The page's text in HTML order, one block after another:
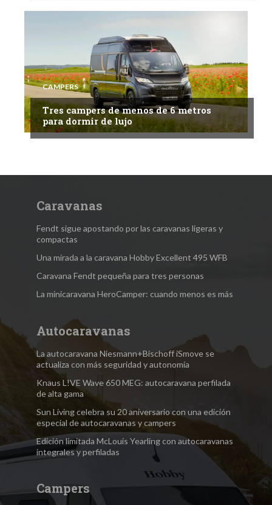
CAMPERS
Tres campers de menos de 6 metros
para dormir de lujo
Caravanas
Fendt sigue apostando por las caravanas ligeras y
compactas
Una mirada a la caravana Hobby Excellent 495 WFB
Caravana Fendt pequeña para tres personas
La minicaravana HeroCamper: cuando menos es más
Autocaravanas
La autocaravana Niesmann+Bischoff iSmove se
actualiza con más seguridad y autonomía
Knaus L!VE Wave 650 MEG: autocaravana perfilada
de alta gama
Sun Living celebra su 20 aniversario con una edición
especial de autocaravanas y campers
Edición limitada McLouis Yearling con autocaravanas
integrales y perfiladas
Campers